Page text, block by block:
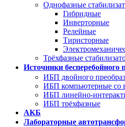
Однофазные
Гибридные
Инверторные
Релейные
Тиристорные
Трёхфазные
Источники бесперебойного
ИБП двойного
ИБП компьютерные со
ИБП линейно-
ИБП трёхфазные
АКБ
Лабораторные